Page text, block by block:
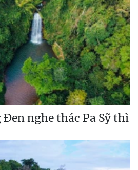
Đen nghe thác Pa Sỹ thì